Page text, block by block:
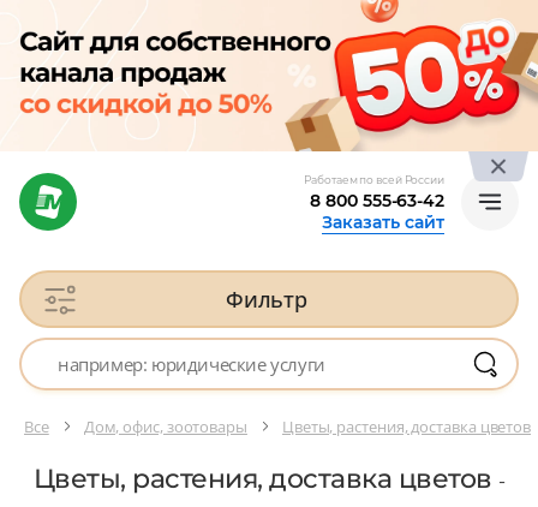
Работаем по всей России
8 800 555-63-42
Заказать сайт
Фильтр
Все Дом, офис, зоотовары Цветы, растения, доставка цветов
Цветы, растения, доставка цветов -